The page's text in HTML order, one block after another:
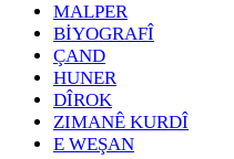
MALPER
BİYOGRAFÎ
ÇAND
HUNER
DÎROK
ZIMANÊ KURDÎ
E WEŞAN